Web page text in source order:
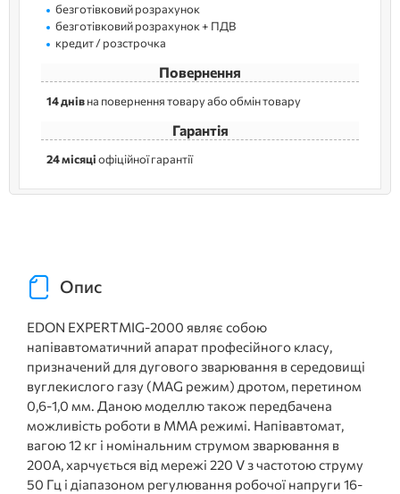
безготівковий розрахунок
безготівковий розрахунок + ПДВ
кредит / розстрочка
Повернення
14 днівна повернення товару або обмін товару
Гарантія
24 місяціофіційної гарантії
Опис
EDON EXPERTMIG-2000 являє собою
напівавтоматичний апарат професійного класу,
призначений для дугового зварювання в середовищі
вуглекислого газу (MAG режим) дротом, перетином
0,6-1,0 мм. Даною моделлю також передбачена
можливість роботи в ММА режимі. Напівавтомат,
вагою 12 кг і номінальним струмом зварювання в
200А, харчується від мережі 220 V з частотою струму
50 Гц і діапазоном регулювання робочої напруги 16-